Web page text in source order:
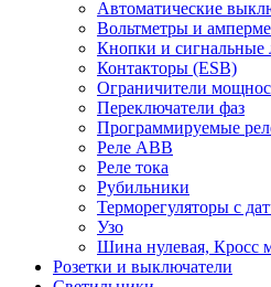
Автоматические
Вольтметры и
Кнопки и сигнальные
Контакторы (ESB)
Ограничители
Переключатели фаз
Программируемые
Реле ABB
Реле тока
Рубильники
Терморегуляторы с
Узо
Шина нулевая, Кросс
Розетки и выключатели